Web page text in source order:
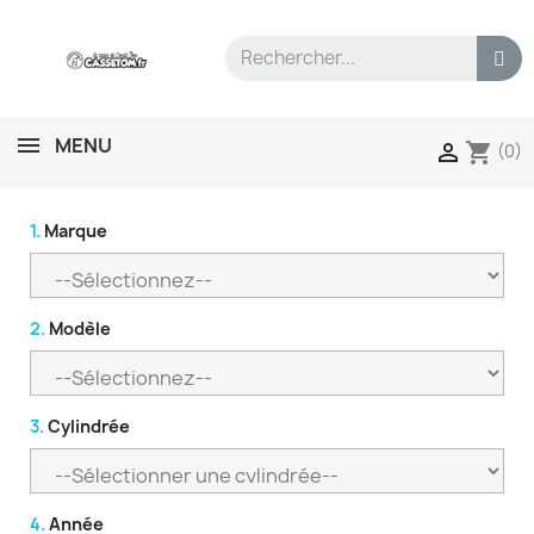
MENU  shopping_cart (0)
1. Marque
2. Modèle
3. Cylindrée
4. Année